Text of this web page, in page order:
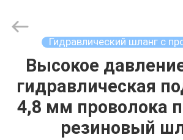
ДОМ
ПРОДУКТЫ
Copyright
(Hebei)
Гидравлический шланг с
Высокое
гидравлическая
4,8 мм проволока
резиновый